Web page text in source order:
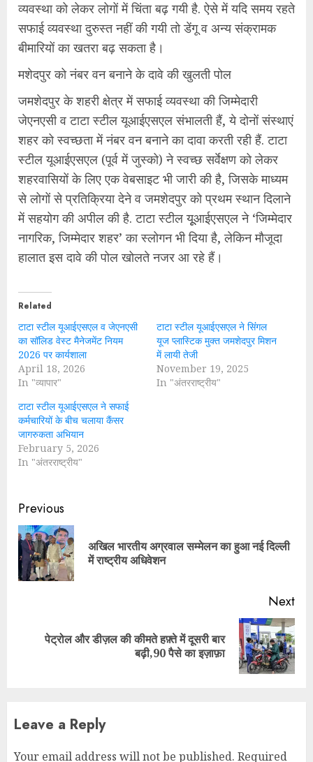
व्यवस्था को लेकर लोगों में चिंता बढ़ गयी है. ऐसे में यदि समय रहते
सफाई व्यवस्था दुरुस्त नहीं की गयी तो डेंगू व अन्य संक्रामक
बीमारियों का खतरा बढ़ सकता है।
मशेदपुर को नंबर वन बनाने के दावे की खुलती पोल
जमशेदपुर के शहरी क्षेत्र में सफाई व्यवस्था की जिम्मेदारी
जेएनएसी व टाटा स्टील यूआईएसएल संभालती हैं, ये दोनों संस्थाएं
शहर को स्वच्छता में नंबर वन बनाने का दावा करती रही हैं. टाटा
स्टील यूआईएसएल (पूर्व में जुस्को) ने स्वच्छ सर्वेक्षण को लेकर
शहरवासियों के लिए एक वेबसाइट भी जारी की है, जिसके माध्यम
से लोगों से प्रतिक्रिया देने व जमशेदपुर को प्रथम स्थान दिलाने
में सहयोग की अपील की है. टाटा स्टील यूूआईएसएल ने ‘जिम्मेदार
नागरिक, जिम्मेदार शहर’ का स्लोगन भी दिया है, लेकिन मौजूदा
हालात इस दावे की पोल खोलते नजर आ रहे हैं।
Related
टाटा स्टील यूआईएसएल व जेएनएसी
का सॉलिड वेस्ट मैनेजमेंट नियम
2026 पर कार्यशाला
April 18, 2026
In "व्यापार"
टाटा स्टील यूआईएसएल ने सिंंगल
यूज प्लास्टिक मुक्त जमशेदपुर मिशन
में लायी तेजी
November 19, 2025
In "अंतरराष्ट्रीय"
टाटा स्टील यूआईएसएल ने सफाई
कर्मचारियों के बीच चलाया कैंसर
जागरुकता अभियान
February 5, 2026
In "अंतरराष्ट्रीय"
Continue
Reading
Previous
अखिल भारतीय अग्रवाल सम्मेलन का हुआ नई दिल्ली
में राष्ट्रीय अधिवेशन
Next
Nextपेट्रोल और डीज़ल की कीमते हफ़्ते में दूसरी बार
बढ़ी,90 पैसे का इज़ाफ़ा
Leave a Reply
Your email address will not be published. Required